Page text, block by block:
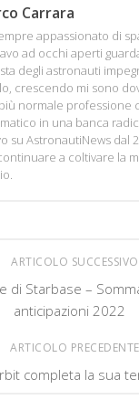
Carrara
appassionato di
ad occhi aperti
degli astronauti
crescendo mi sono
normale professione
in una banca
su AstronautiNews dal
a coltivare la
ARTICOLO SUCCESSIVO
di Starbase –
anticipazioni 2022
ARTICOLO PRECEDENTE
completa la sua